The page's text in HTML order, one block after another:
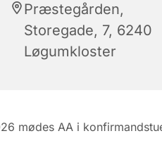
Præstegården,
Storegade, 7, 6240
Løgumkloster
mødes AA i